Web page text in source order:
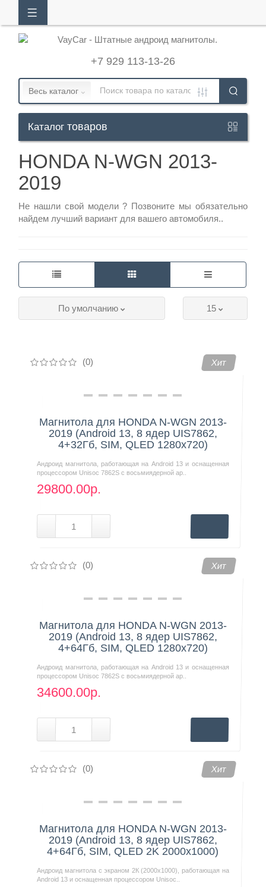
ТОВАРОВ
113-
13-
работы
+7 929 113-13-26
Весь каталог
Каталог товаров
HONDA N-WGN 2013-
2019
Не нашли свой модели ? Позвоните мы обязательно
найдем лучший вариант для вашего автомобиля..
15
По умолчанию
(0) Хит
Магнитола для HONDA N-WGN 2013-
2019 (Android 13, 8 ядер UIS7862,
4+32Гб, SIM, QLED 1280x720)
Андроид магнитола, работающая на Android 13 и оснащенная
процессором Unisoc 7862S с восьмиядерной ар..
29800.00р.
(0) Хит
Магнитола для HONDA N-WGN 2013-
2019 (Android 13, 8 ядер UIS7862,
4+64Гб, SIM, QLED 1280x720)
Андроид магнитола, работающая на Android 13 и оснащенная
процессором Unisoc 7862S с восьмиядерной ар..
34600.00р.
(0) Хит
Магнитола для HONDA N-WGN 2013-
2019 (Android 13, 8 ядер UIS7862,
4+64Гб, SIM, QLED 2K 2000x1000)
Андроид магнитола с экраном 2К (2000х1000), работающая на
Android 13 и оснащенная процессором Unisoc..